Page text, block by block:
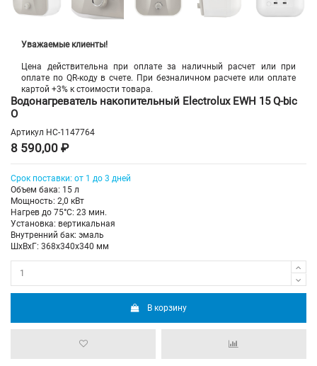
Уважаемые клиенты!
Цена действительна при оплате за наличный расчет или при
оплате по QR-коду в счете. При безналичном расчете или оплате
картой +3% к стоимости товара.
Водонагреватель накопительный Electrolux EWH 15 Q-bic
O
Артикул НС-1147764
8 590,00 ₽
Срок поставки: от 1 до 3 дней
Объем бака: 15 л
Мощность: 2,0 кВт
Нагрев до 75°С: 23 мин.
Установка: вертикальная
Внутренний бак: эмаль
ШхВхГ: 368х340х340 мм
В корзину